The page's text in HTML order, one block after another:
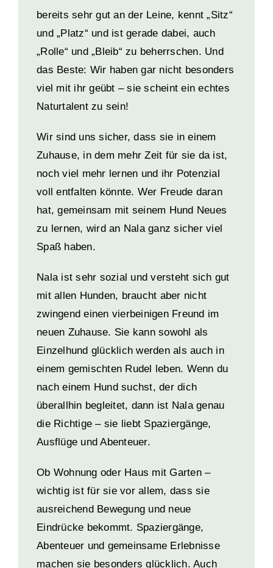
bereits sehr gut an der Leine, kennt „Sitz“
und „Platz“ und ist gerade dabei, auch
„Rolle“ und „Bleib“ zu beherrschen. Und
das Beste: Wir haben gar nicht besonders
viel mit ihr geübt – sie scheint ein echtes
Naturtalent zu sein!
Wir sind uns sicher, dass sie in einem
Zuhause, in dem mehr Zeit für sie da ist,
noch viel mehr lernen und ihr Potenzial
voll entfalten könnte. Wer Freude daran
hat, gemeinsam mit seinem Hund Neues
zu lernen, wird an Nala ganz sicher viel
Spaß haben.
Nala ist sehr sozial und versteht sich gut
mit allen Hunden, braucht aber nicht
zwingend einen vierbeinigen Freund im
neuen Zuhause. Sie kann sowohl als
Einzelhund glücklich werden als auch in
einem gemischten Rudel leben. Wenn du
nach einem Hund suchst, der dich
überallhin begleitet, dann ist Nala genau
die Richtige – sie liebt Spaziergänge,
Ausflüge und Abenteuer.
Ob Wohnung oder Haus mit Garten –
wichtig ist für sie vor allem, dass sie
ausreichend Bewegung und neue
Eindrücke bekommt. Spaziergänge,
Abenteuer und gemeinsame Erlebnisse
machen sie besonders glücklich. Auch